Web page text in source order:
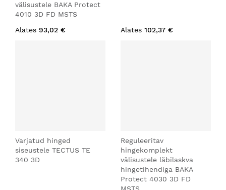
välisustele BAKA Protect
4010 3D FD MSTS
Alates 93,02 € Alates 102,37 €
Varjatud hinged
siseustele TECTUS TE
340 3D
Reguleeritav
hingekomplekt
välisustele läbilaskva
hingetihendiga BAKA
Protect 4030 3D FD